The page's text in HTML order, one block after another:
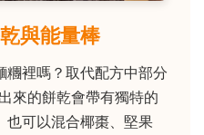
與能量棒
糰裡嗎？取代配方中部分
來的餅乾會帶有獨特的
也可以混合椰棗、堅果